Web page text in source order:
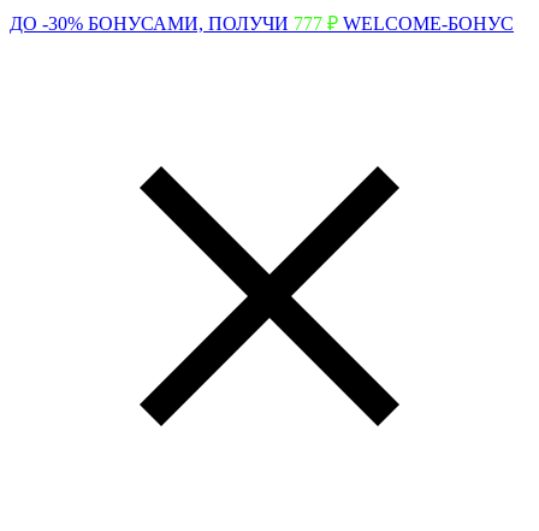
ДО -30% БОНУСАМИ, ПОЛУЧИ 777 ₽ WELCOME-БОНУС